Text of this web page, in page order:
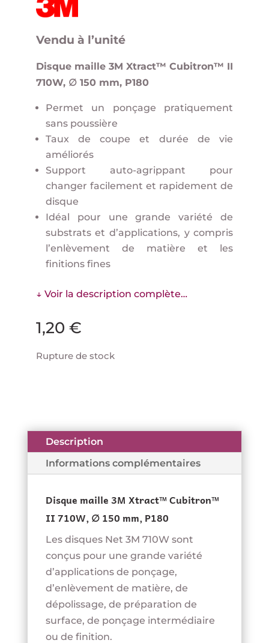
Vendu à l’unité
Disque maille 3M Xtract™ Cubitron™ II
710W, ∅ 150 mm, P180
Permet un ponçage pratiquement
sans poussière
Taux de coupe et durée de vie
améliorés
Support auto-agrippant pour
changer facilement et rapidement de
disque
Idéal pour une grande variété de
substrats et d’applications, y compris
l’enlèvement de matière et les
finitions fines
↓ Voir la description complète…
1,20 €
Rupture de stock
Description
Informations complémentaires
Disque maille 3M Xtract™ Cubitron™
II 710W, ∅ 150 mm, P180
Les disques Net 3M 710W sont
conçus pour une grande variété
d’applications de ponçage,
d’enlèvement de matière, de
dépolissage, de préparation de
surface, de ponçage intermédiaire
ou de finition.